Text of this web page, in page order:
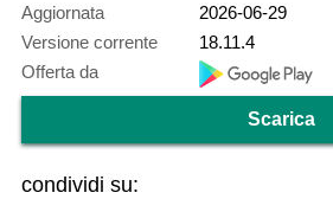
Aggiornata
2026-06-29
Versione corrente
18.11.4
Offerta da
Scarica
condividi su: